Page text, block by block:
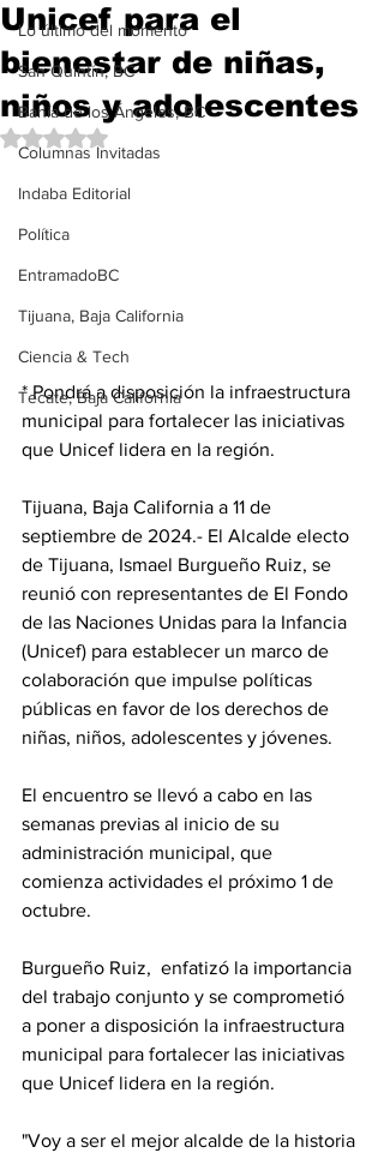
Lo último del momento
San Quintín, BC
Bahía de los Ángeles, BC
Columnas Invitadas
Indaba Editorial
Política
EntramadoBC
Tijuana, Baja California
Ciencia & Tech
Tecate, Baja California
Unicef para el
bienestar de niñas,
niños y adolescentes
Obtuvo NaN de 5 estrellas.
* Pondrá a disposición la infraestructura
municipal para fortalecer las iniciativas
que Unicef lidera en la región.
Tijuana, Baja California a 11 de
septiembre de 2024.- El Alcalde electo
de Tijuana, Ismael Burgueño Ruiz, se
reunió con representantes de El Fondo
de las Naciones Unidas para la Infancia
(Unicef) para establecer un marco de
colaboración que impulse políticas
públicas en favor de los derechos de
niñas, niños, adolescentes y jóvenes.
El encuentro se llevó a cabo en las
semanas previas al inicio de su
administración municipal, que
comienza actividades el próximo 1 de
octubre.
Burgueño Ruiz,  enfatizó la importancia
del trabajo conjunto y se comprometió
a poner a disposición la infraestructura
municipal para fortalecer las iniciativas
que Unicef lidera en la región.
"Voy a ser el mejor alcalde de la historia